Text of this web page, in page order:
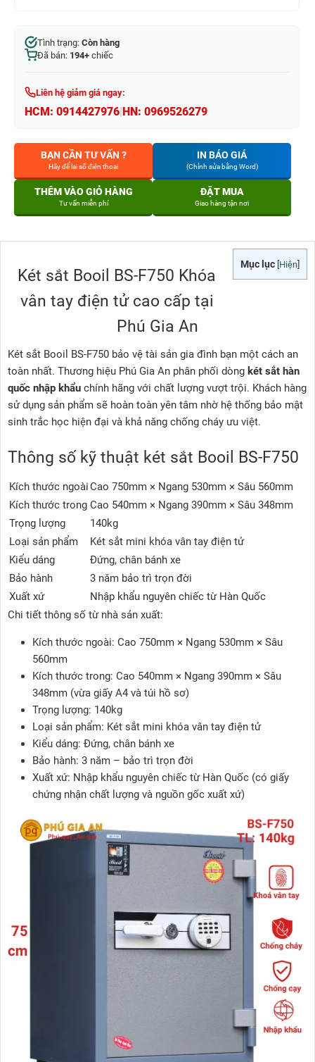
Tình trạng: Còn hàng
Đã bán: 194+ chiếc
Liên hệ giảm giá ngay:
HCM: 0914427976 HN: 0969526279
BẠN CẦN TƯ VẤN ?
Hãy để lại số điện thoại
IN BÁO GIÁ
(Chỉnh sửa bằng Word)
THÊM VÀO GIỎ HÀNG
Tư vấn miễn phí
ĐẶT MUA
Giao hàng tận nơi
Mục lục Hiện
Két sắt Booil BS-F750 Khóa
vân tay điện tử cao cấp tại
Phú Gia An
Két sắt Booil BS-F750 bảo vệ tài sản gia đình bạn một cách an
toàn nhất. Thương hiệu Phú Gia An phân phối dòng két sắt hàn
quốc nhập khẩu chính hãng với chất lượng vượt trội. Khách hàng
sử dụng sản phẩm sẽ hoàn toàn yên tâm nhờ hệ thống bảo mật
sinh trắc học hiện đại và khả năng chống cháy ưu việt.
Thông số kỹ thuật két sắt Booil BS-F750
Kích thước ngoàiCao 750mm × Ngang 530mm × Sâu 560mm
Kích thước trong Cao 540mm × Ngang 390mm × Sâu 348mm
Trọng lượng
140kg
Loại sản phẩm
Két sắt mini khóa vân tay điện tử
Kiểu dáng
Đứng, chân bánh xe
Bảo hành
3 năm bảo trì trọn đời
Xuất xứ
Nhập khẩu nguyên chiếc từ Hàn Quốc
Chi tiết thông số từ nhà sản xuất:
Kích thước ngoài: Cao 750mm × Ngang 530mm × Sâu
560mm
Kích thước trong: Cao 540mm × Ngang 390mm × Sâu
348mm (vừa giấy A4 và túi hồ sơ)
Trọng lượng: 140kg
Loại sản phẩm: Két sắt mini khóa vân tay điện tử
Kiểu dáng: Đứng, chân bánh xe
Bảo hành: 3 năm – bảo trì trọn đời
Xuất xứ: Nhập khẩu nguyên chiếc từ Hàn Quốc (có giấy
chứng nhận chất lượng và nguồn gốc xuất xứ)